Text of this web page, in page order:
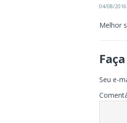
04/08/2016
Melhor
Seu e-